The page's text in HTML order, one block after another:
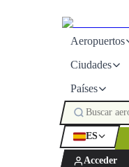
Aeropuertos
Ciudades
Países
ES
Acceder